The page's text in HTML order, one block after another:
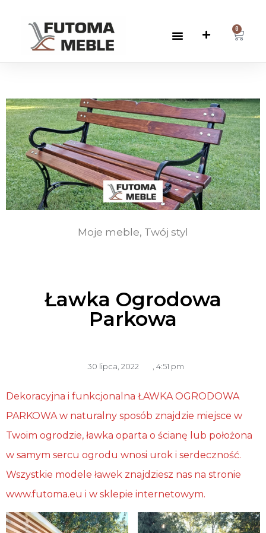
0
Moje meble, Twój styl
Ławka Ogrodowa
Parkowa
30 lipca, 2022 4:51 pm
Dekoracyjna i funkcjonalna ŁAWKA OGRODOWA
PARKOWA w naturalny sposób znajdzie miejsce w
Twoim ogrodzie, ławka oparta o ścianę lub położona
w samym sercu ogrodu wnosi urok i serdeczność.
Wszystkie modele ławek znajdziesz nas na stronie
www.futoma.eu i w sklepie internetowym.